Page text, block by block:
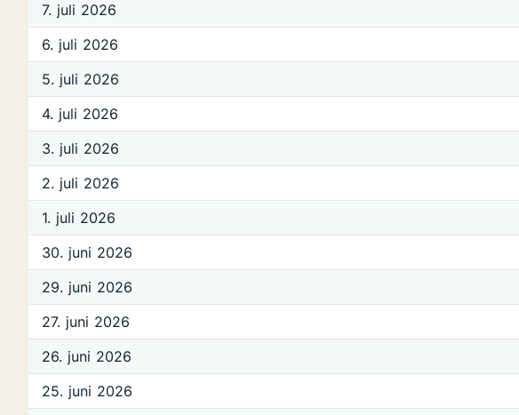
7. juli 2026
6. juli 2026
5. juli 2026
4. juli 2026
3. juli 2026
2. juli 2026
1. juli 2026
30. juni 2026
29. juni 2026
27. juni 2026
26. juni 2026
25. juni 2026